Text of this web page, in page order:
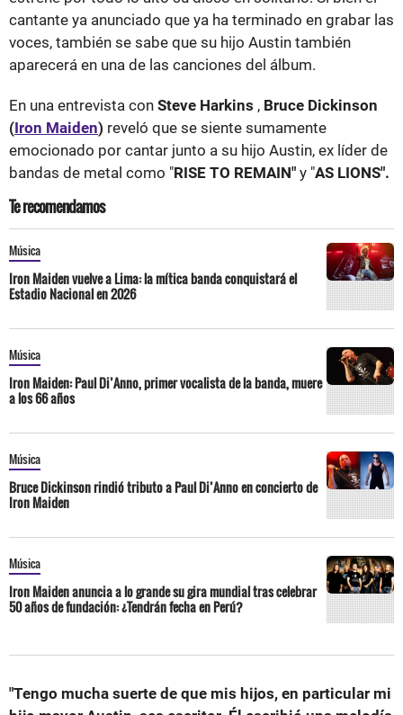
cantante ya anunciado que ya ha terminado en grabar las
voces, también se sabe que su hijo Austin también
aparecerá en una de las canciones del álbum.
En una entrevista con Steve Harkins , Bruce Dickinson
(Iron Maiden) reveló que se siente sumamente
emocionado por cantar junto a su hijo Austin, ex líder de
bandas de metal como "RISE TO REMAIN" y "AS LIONS".
Te recomendamos
Música
Iron Maiden vuelve a Lima: la mítica banda conquistará el
Estadio Nacional en 2026
Música
Iron Maiden: Paul Di’Anno, primer vocalista de la banda, muere
a los 66 años
Música
Bruce Dickinson rindió tributo a Paul Di’Anno en concierto de
Iron Maiden
Música
Iron Maiden anuncia a lo grande su gira mundial tras celebrar
50 años de fundación: ¿Tendrán fecha en Perú?
"Tengo mucha suerte de que mis hijos, en particular mi